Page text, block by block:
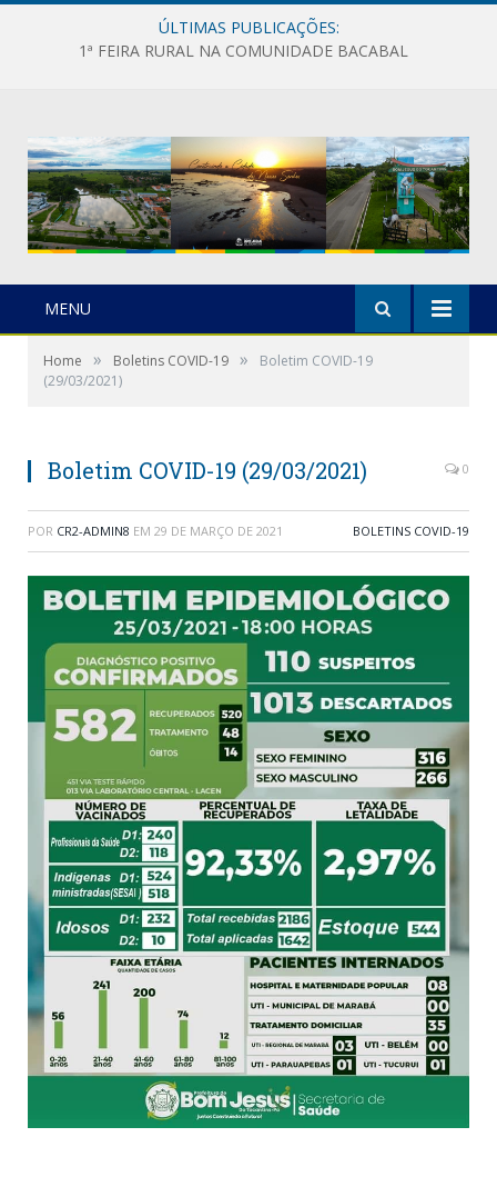
ÚLTIMAS PUBLICAÇÕES:
1ª FEIRA RURAL NA COMUNIDADE BACABAL
MENU
Home » Boletins COVID-19 »
Boletim COVID-19
(29/03/2021)
Boletim COVID-19 (29/03/2021) 0
POR CR2-ADMIN8 EM 29 DE MARÇO DE 2021 BOLETINS COVID-19